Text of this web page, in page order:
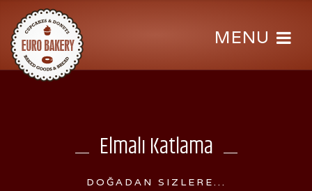
Elmalı Katlama
DOĞADAN SIZLERE...